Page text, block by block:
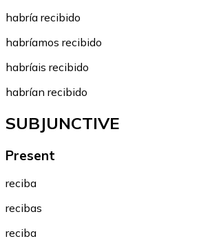
habría recibido
habríamos recibido
habríais recibido
habrían recibido
SUBJUNCTIVE
Present
reciba
recibas
reciba